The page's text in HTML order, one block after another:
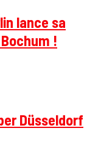
lance sa
!
Düsseldorf